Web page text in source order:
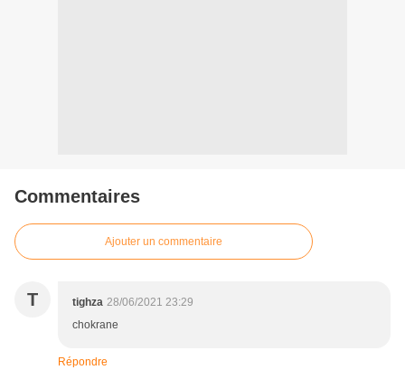
Commentaires
Ajouter un commentaire
T tighza 28/06/2021 23:29
chokrane
Répondre